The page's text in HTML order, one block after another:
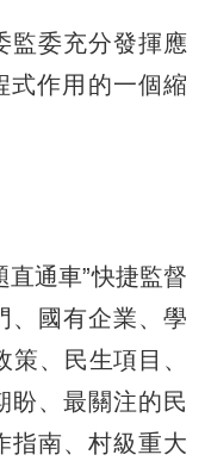
委充分發揮應
式作用的一個縮
通車”快捷監督
、國有企業、學
、民生項目、
盼、最關注的民
指南、村級重大